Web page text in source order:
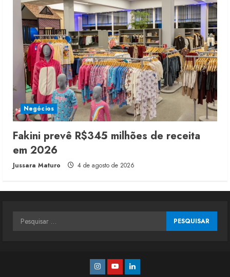
Negócios
Fakini prevê R$345 milhões de receita
em 2026
Jussara Maturo 4 de agosto de 2026
Pesquisar
Instagram
YoutubeLinkedin